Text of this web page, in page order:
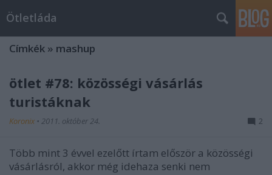
Ötletláda
Címkék » mashup
ötlet #78: közösségi vásárlás
turistáknak
Koronix • 2011. október 24. 2
Több mint 3 évvel ezelőtt írtam először a közösségi
vásárlásról, akkor még idehaza senki nem